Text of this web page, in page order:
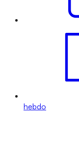
hebdo